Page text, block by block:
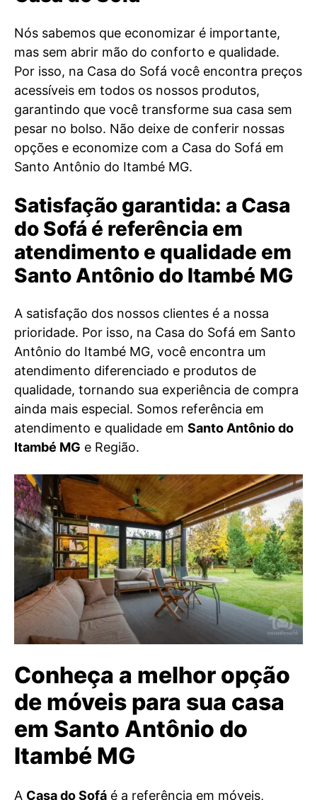
Nós sabemos que economizar é importante,
mas sem abrir mão do conforto e qualidade.
Por isso, na Casa do Sofá você encontra preços
acessíveis em todos os nossos produtos,
garantindo que você transforme sua casa sem
pesar no bolso. Não deixe de conferir nossas
opções e economize com a Casa do Sofá em
Santo Antônio do Itambé MG.
Satisfação garantida: a Casa
do Sofá é referência em
atendimento e qualidade em
Santo Antônio do Itambé MG
A satisfação dos nossos clientes é a nossa
prioridade. Por isso, na Casa do Sofá em Santo
Antônio do Itambé MG, você encontra um
atendimento diferenciado e produtos de
qualidade, tornando sua experiência de compra
ainda mais especial. Somos referência em
atendimento e qualidade em Santo Antônio do
Itambé MG e Região.
Conheça a melhor opção
de móveis para sua casa
em Santo Antônio do
Itambé MG
A Casa do Sofá é a referência em móveis,